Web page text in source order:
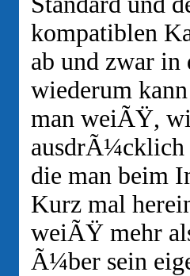
kompatiblen
ab und zwar in
wiederum
man weiÃŸ,
die man beim
Kurz mal
weiÃŸ mehr
Ã¼ber sein